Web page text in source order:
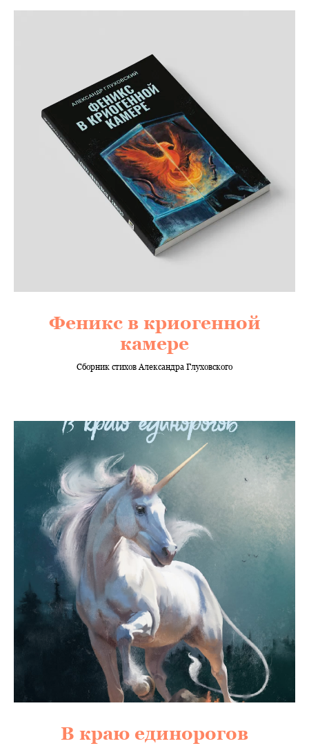
Феникс в криогенной
камере
Сборник стихов Александра Глуховского
В краю единорогов